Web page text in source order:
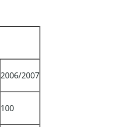
2006/2007
100